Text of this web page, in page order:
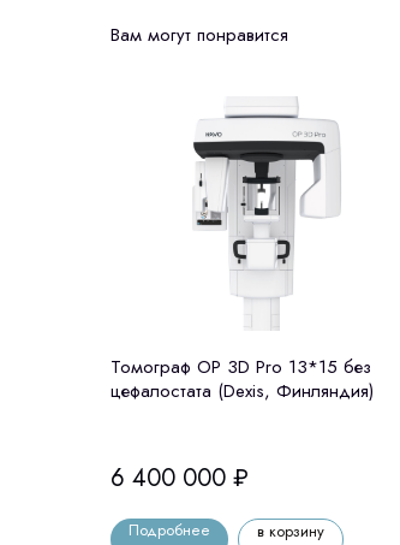
Вам могут понравится
Томограф OP 3D Pro 13*15 без
цефалостата (Dexis, Финляндия)
6 400 000 ₽
Подробнее в корзину